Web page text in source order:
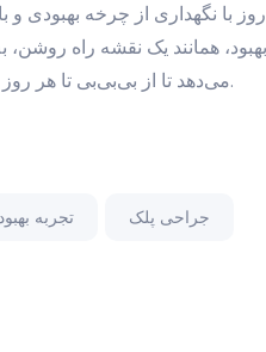
روز با نگهداری از چرخه بهبودی و
می‌دهد تا از بی‌بی‌بی تا هر روز درخشان، با اطمینان و رضایت بیشتری به آینده نگاه کنید.
تجربه جراحی پلک